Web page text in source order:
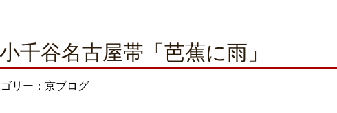
千谷名古屋帯「芭蕉に雨」
リー：京ブログ